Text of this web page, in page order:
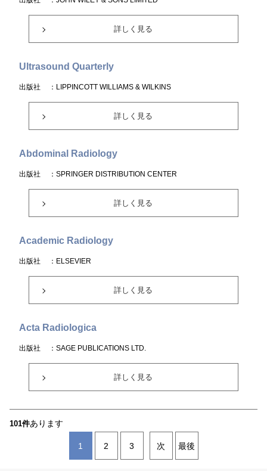
詳しく見る
Ultrasound Quarterly
出版社 ：LIPPINCOTT WILLIAMS & WILKINS
詳しく見る
Abdominal Radiology
出版社 ：SPRINGER DISTRIBUTION CENTER
詳しく見る
Academic Radiology
出版社 ：ELSEVIER
詳しく見る
Acta Radiologica
出版社 ：SAGE PUBLICATIONS LTD.
詳しく見る
101件あります
1 2 3 次 最後